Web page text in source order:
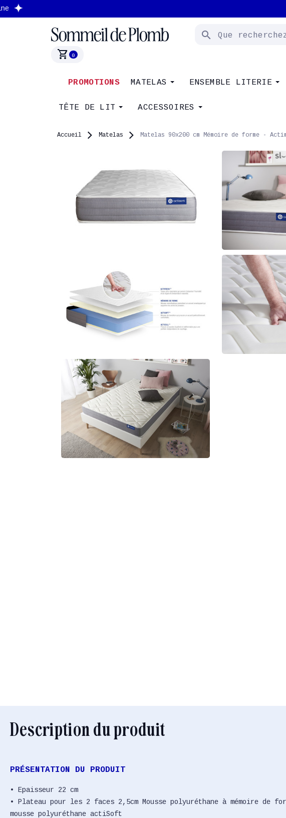
search
shopping_cart
0
PROMOTIONS MATELAS ENSEMBLE LITERIE
TÊTE DE LIT ACCESSOIRES
Accueil Matelas Matelas 90x200 cm Mémoire de forme -
Description du produit
PRÉSENTATION DU PRODUIT
• Epaisseur 22 cm
• Plateau pour les 2 faces 2,5cm Mousse polyuréthane à mémoire de
mousse polyuréthane actiSoft